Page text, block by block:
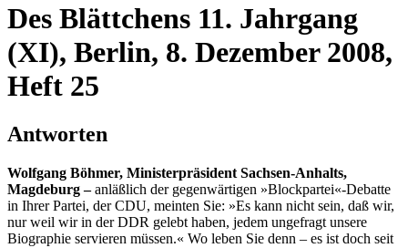
Des Blättchens 11. Jahrgang
(XI), Berlin, 8. Dezember 2008,
Heft 25
Antworten
Wolfgang Böhmer, Ministerpräsident Sachsen-Anhalts,
Magdeburg –anläßlich der gegenwärtigen »Blockpartei«-Debatte
in Ihrer Partei, der CDU, meinten Sie: »Es kann nicht sein, daß wir,
nur weil wir in der DDR gelebt haben, jedem ungefragt unsere
Biographie servieren müssen.« Wo leben Sie denn – es ist doch seit